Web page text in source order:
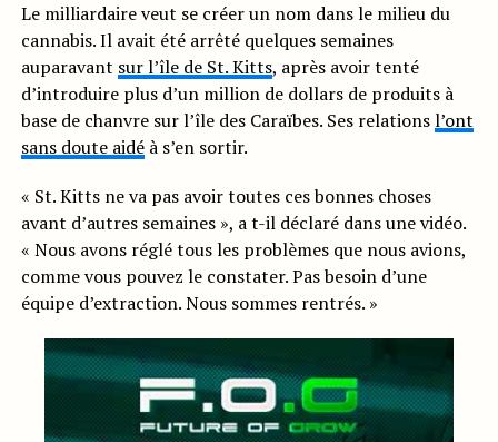
Le milliardaire veut se créer un nom dans le milieu du
cannabis. Il avait été arrêté quelques semaines
auparavant sur l’île de St. Kitts, après avoir tenté
d’introduire plus d’un million de dollars de produits à
base de chanvre sur l’île des Caraïbes. Ses relationsl’ont
sans doute aidéà s’en sortir.
« St. Kitts ne va pas avoir toutes ces bonnes choses
avant d’autres semaines », a t-il déclaré dans une vidéo.
« Nous avons réglé tous les problèmes que nous avions,
comme vous pouvez le constater. Pas besoin d’une
équipe d’extraction. Nous sommes rentrés. »